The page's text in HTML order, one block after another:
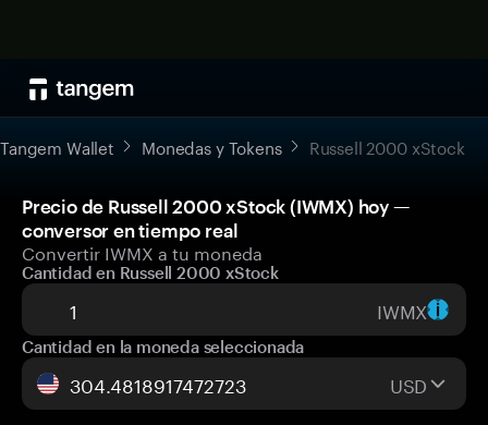
Tangem Wallet Monedas y Tokens Russell 2000 xStock
Precio de Russell 2000 xStock (IWMX) hoy —
conversor en tiempo real
Convertir IWMX a tu moneda
Cantidad en Russell 2000 xStock
IWMX
Cantidad en la moneda seleccionada
USD